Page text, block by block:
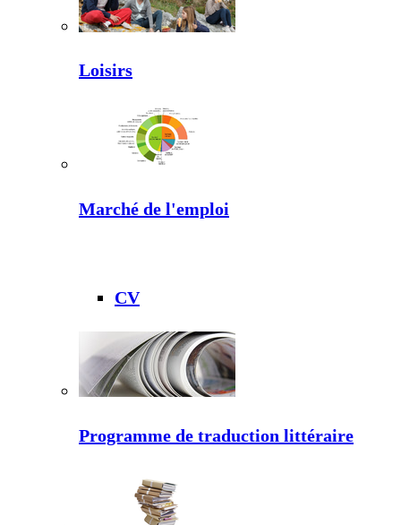
Loisirs
Marché de l'emploi
CV
Programme de traduction littéraire